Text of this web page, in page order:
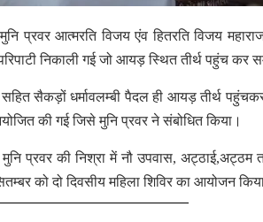
प्रवर आत्मरति विजय एंव हितरति विजय
निकाली गई जो आयड़ स्थित तीर्थ पहुंच कर
सैकड़ों धर्मावलम्बी पैदल ही आयड़ तीर्थ
की गई जिसे मुनि प्रवर ने संबोधित किया।
मुनि प्रवर की निश्रा में नौ उपवास, अट्ठाई,अट्ठम
को दो दिवसीय महिला शिविर का आयोजन